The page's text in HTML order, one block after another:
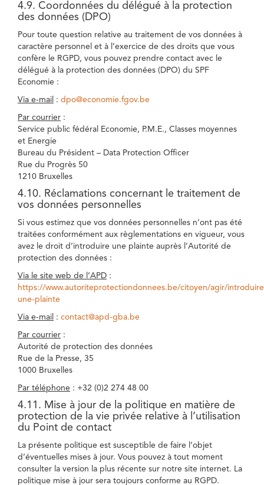
4.9. Coordonnées du délégué à la protection
des données (DPO)
Pour toute question relative au traitement de vos données à
caractère personnel et à l’exercice de des droits que vous
confère le RGPD, vous pouvez prendre contact avec le
délégué à la protection des données (DPO) du SPF
Economie :
Via e-mail : dpo@economie.fgov.be
Par courrier :
Service public fédéral Economie, P.M.E., Classes moyennes
et Energie
Bureau du Président – Data Protection Officer
Rue du Progrès 50
1210 Bruxelles
4.10. Réclamations concernant le traitement de
vos données personnelles
Si vous estimez que vos données personnelles n’ont pas été
traitées conformément aux règlementations en vigueur, vous
avez le droit d’introduire une plainte auprès l’Autorité de
protection des données :
Via le site web de l’APD :
https://www.autoriteprotectiondonnees.be/citoyen/agir/
une-plainte
Via e-mail : contact@apd-gba.be
Par courrier :
Autorité de protection des données
Rue de la Presse, 35
1000 Bruxelles
Par téléphone : +32 (0)2 274 48 00
4.11. Mise à jour de la politique en matière de
protection de la vie privée relative à l’utilisation
du Point de contact
La présente politique est susceptible de faire l’objet
d’éventuelles mises à jour. Vous pouvez à tout moment
consulter la version la plus récente sur notre site internet. La
politique mise à jour sera toujours conforme au RGPD.